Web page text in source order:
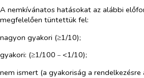
A nemkívánatos hatásokat az alábbi
megfelelően tüntettük fel:
nagyon gyakori (≥1/10);
gyakori: (≥1/100 – <1/10);
nem ismert (a gyakoriság a